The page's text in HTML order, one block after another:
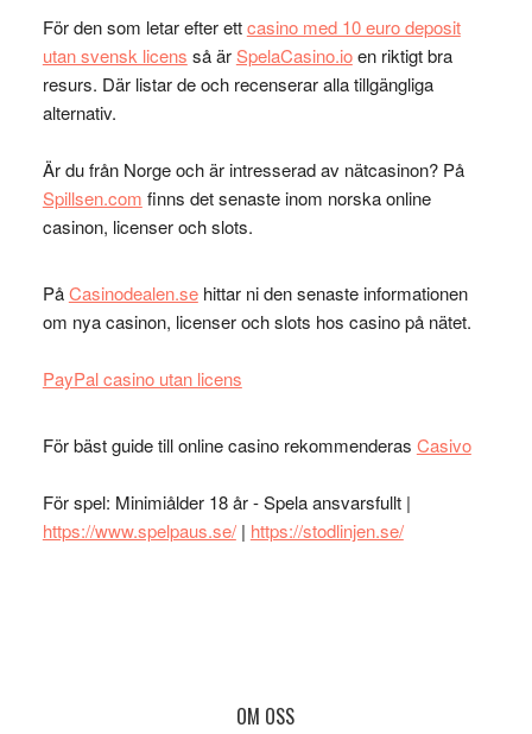
För den som letar efter ettcasino med 10 euro deposit
utan svensk licens så ärSpelaCasino.ioen riktigt bra
resurs. Där listar de och recenserar alla tillgängliga
alternativ.
Är du från Norge och är intresserad av nätcasinon? På
Spillsen.com finns det senaste inom norska online
casinon, licenser och slots.
PåCasinodealen.sehittar ni den senaste informationen
om nya casinon, licenser och slots hos casino på nätet.
PayPal casino utan licens
För bäst guide till online casino rekommenderas Casivo
För spel: Minimiålder 18 år - Spela ansvarsfullt |
https://www.spelpaus.se/| https://stodlinjen.se/
OM OSS